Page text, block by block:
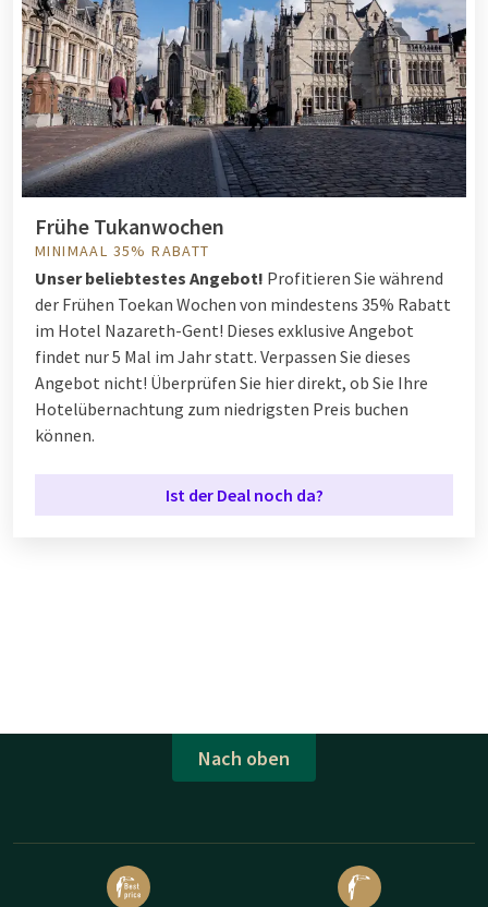
Frühe Tukanwochen
MINIMAAL 35% RABATT
Unser beliebtestes Angebot! Profitieren Sie während
der Frühen Toekan Wochen von mindestens 35% Rabatt
im Hotel Nazareth-Gent! Dieses exklusive Angebot
findet nur 5 Mal im Jahr statt. Verpassen Sie dieses
Angebot nicht! Überprüfen Sie hier direkt, ob Sie Ihre
Hotelübernachtung zum niedrigsten Preis buchen
können.
Ist der Deal noch da?
Nach oben